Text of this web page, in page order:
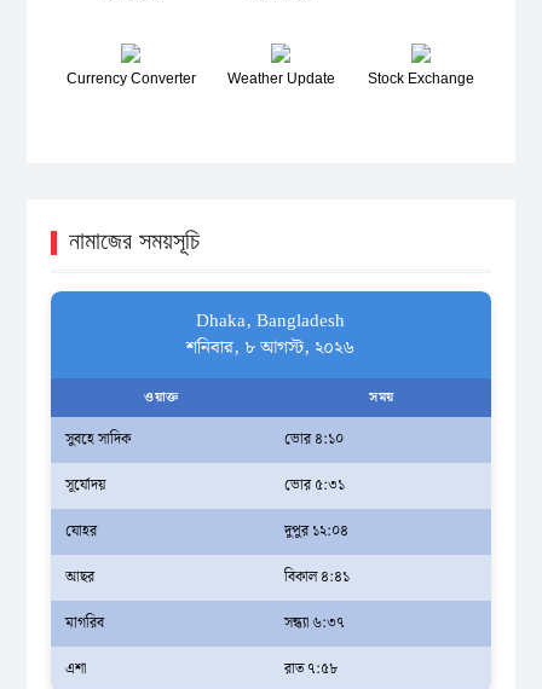
Currency Converter Weather Update Stock Exchange
নামাজের সময়সূচি
Dhaka, Bangladesh
শনিবার, ৮ আগস্ট, ২০২৬
ওয়াক্ত সময়
সুবহে সাদিক
ভোর ৪:১০
সূর্যোদয়
ভোর ৫:৩১
যোহর
দুপুর ১২:০৪
আছর
বিকাল ৪:৪১
মাগরিব
সন্ধ্যা ৬:৩৭
এশা
রাত ৭:৫৮